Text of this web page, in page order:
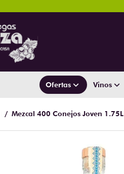
Ofertas Vinos
Mezcal 400 Conejos Joven 1.75L